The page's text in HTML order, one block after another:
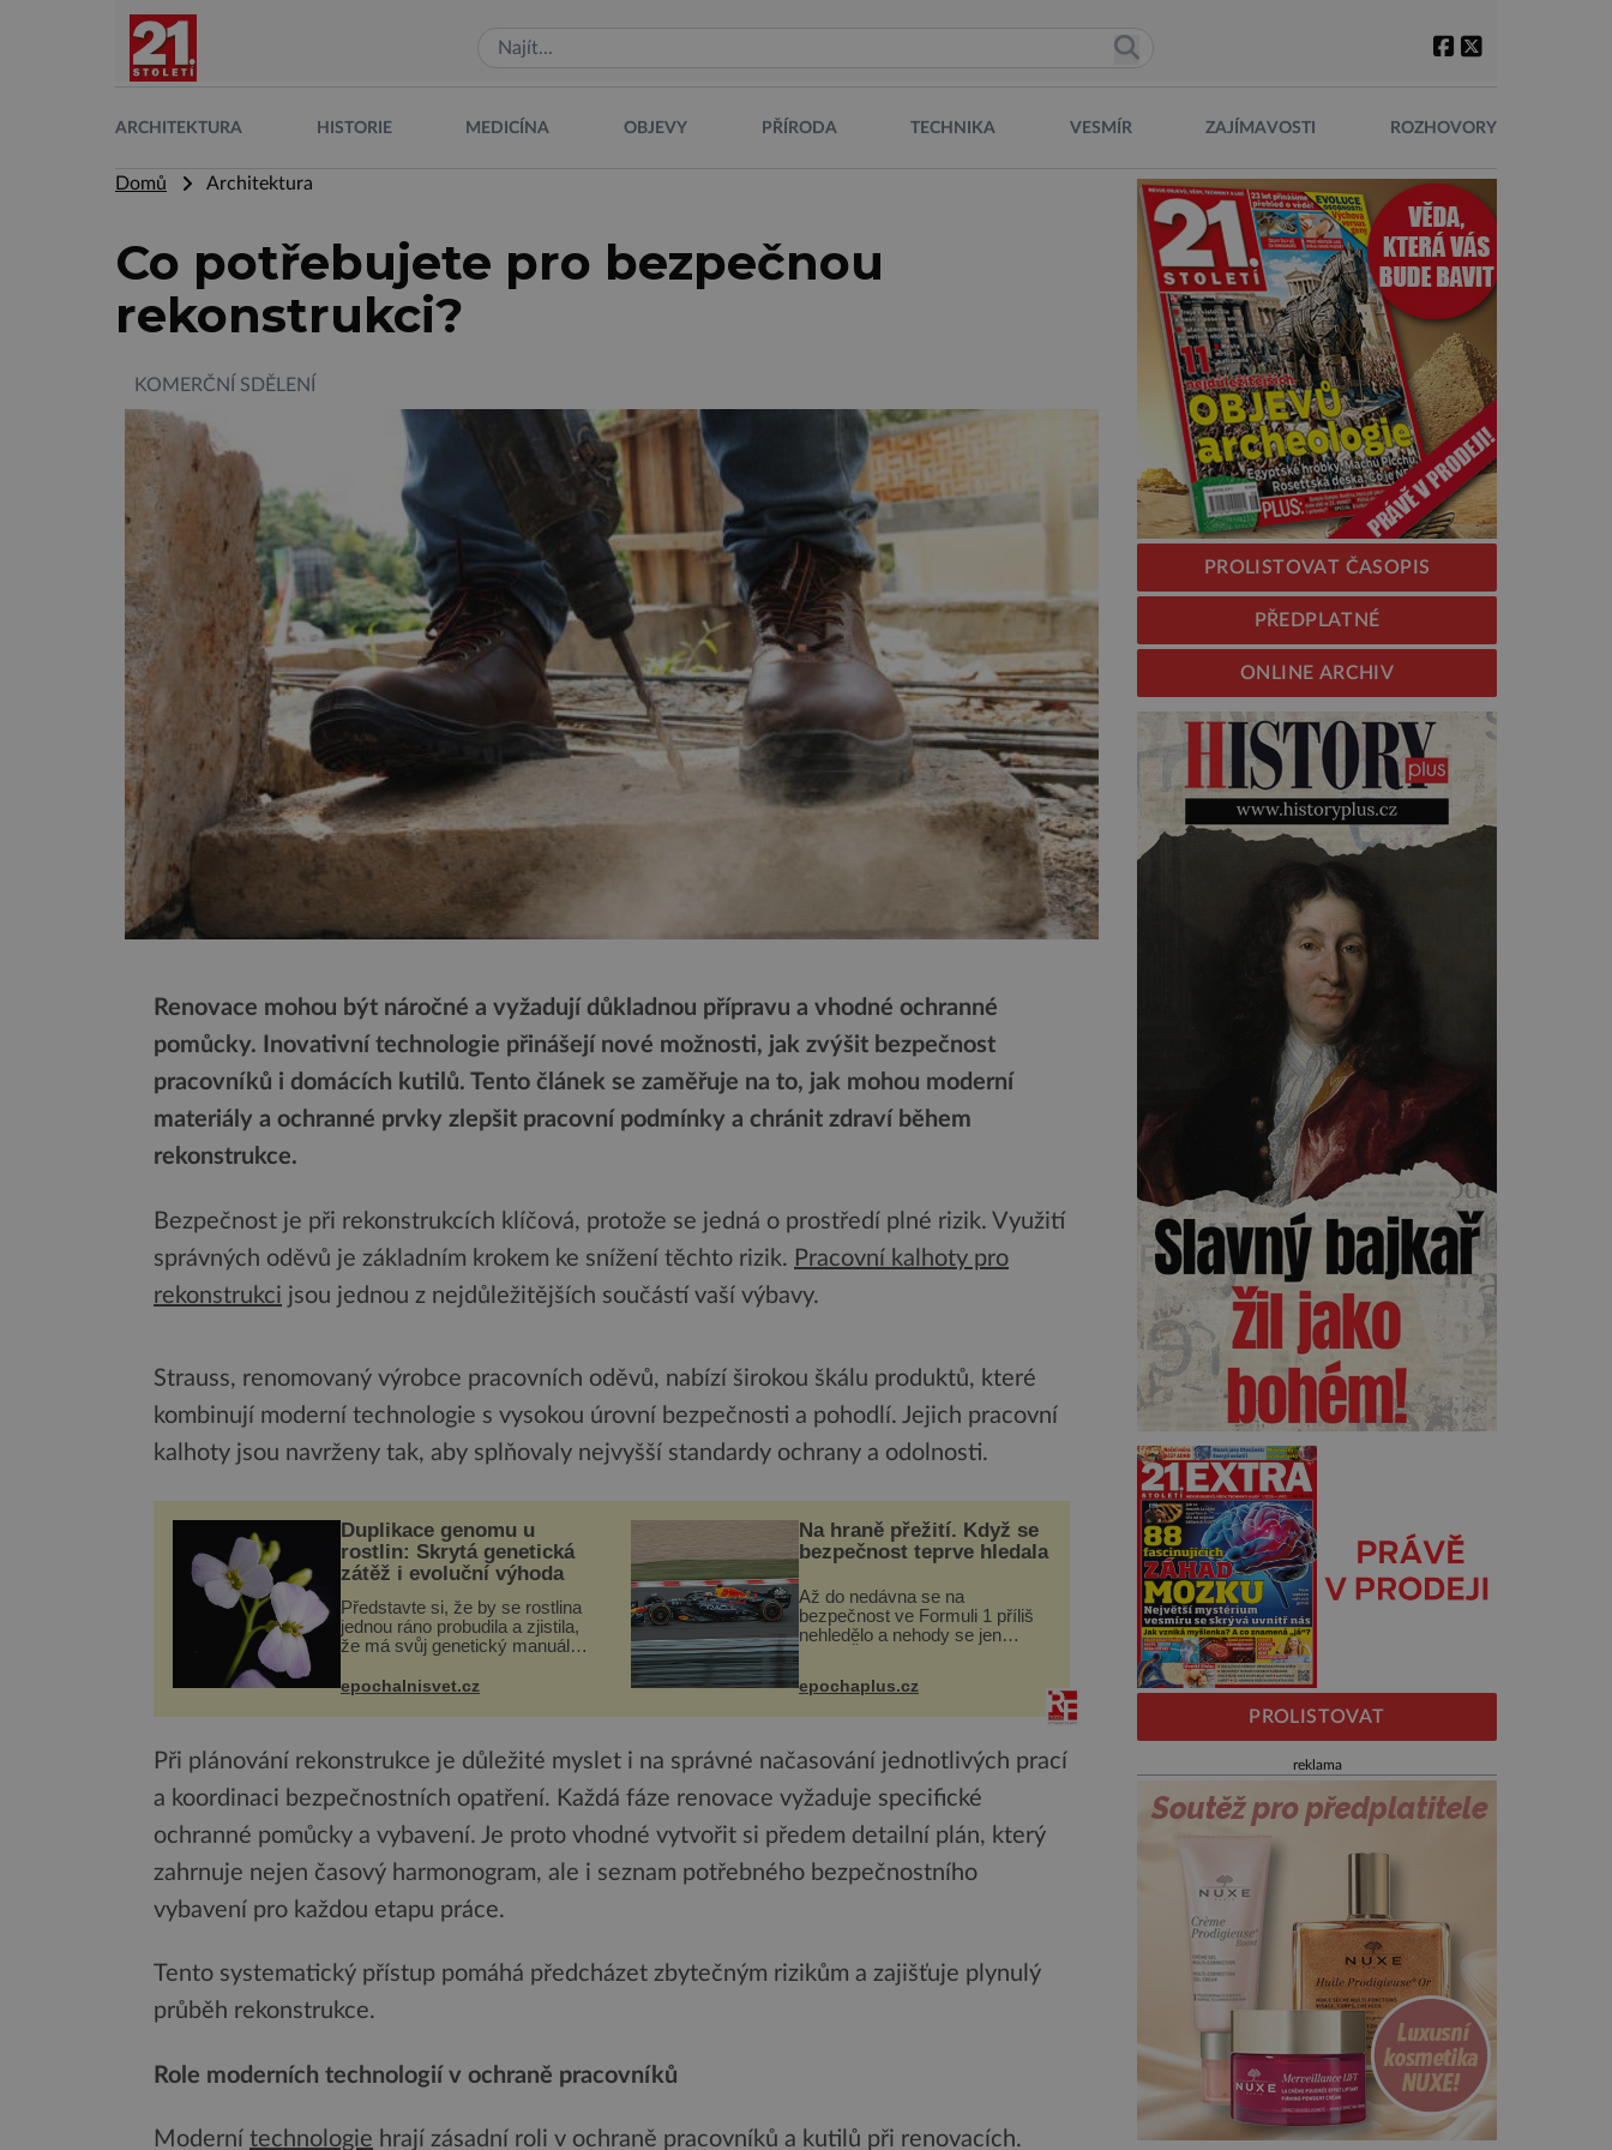
ARCHITEKTURA HISTORIE MEDICÍNA OBJEVY PŘÍRODA TECHNIKA VESMÍR ZAJÍMAVOSTI ROZHOVORY
Domů Architektura
Co potřebujete pro bezpečnou
rekonstrukci?
KOMERČNÍ SDĚLENÍ
Renovace mohou být náročné a vyžadují důkladnou přípravu a vhodné ochranné
pomůcky. Inovativní technologie přinášejí nové možnosti, jak zvýšit bezpečnost
pracovníků i domácích kutilů. Tento článek se zaměřuje na to, jak mohou moderní
materiály a ochranné prvky zlepšit pracovní podmínky a chránit zdraví během
rekonstrukce.
Bezpečnost je při rekonstrukcích klíčová, protože se jedná o prostředí plné rizik. Využití
správných oděvů je základním krokem ke snížení těchto rizik. Pracovní kalhoty pro
rekonstrukci jsou jednou z nejdůležitějších součástí vaší výbavy.
Strauss, renomovaný výrobce pracovních oděvů, nabízí širokou škálu produktů, které
kombinují moderní technologie s vysokou úrovní bezpečnosti a pohodlí. Jejich pracovní
kalhoty jsou navrženy tak, aby splňovaly nejvyšší standardy ochrany a odolnosti.
Duplikace genomu u
rostlin: Skrytá genetická
zátěž i evoluční výhoda
Představte si, že by se rostlina
jednou ráno probudila a zjistila,
že má svůj genetický manuál
občas v přírodě stane – a podle
pro druhy vstupenka...
epochalnisvet.cz
Na hraně přežití. Když se
bezpečnost teprve hledala
Až do nedávna se na
bezpečnost ve Formuli 1 příliš
nehledělo a nehody se jen
následky nebo bohužel i ztrátou
epochaplus.cz
Při plánování rekonstrukce je důležité myslet i na správné načasování jednotlivých prací
a koordinaci bezpečnostních opatření. Každá fáze renovace vyžaduje specifické
ochranné pomůcky a vybavení. Je proto vhodné vytvořit si předem detailní plán, který
zahrnuje nejen časový harmonogram, ale i seznam potřebného bezpečnostního
vybavení pro každou etapu práce.
Tento systematický přístup pomáhá předcházet zbytečným rizikům a zajišťuje plynulý
průběh rekonstrukce.
Role moderních technologií v ochraně pracovníků
Moderní technologie hrají zásadní roli v ochraně pracovníků a kutilů při renovacích.
PROLISTOVAT ČASOPIS
PŘEDPLATNÉ
ONLINE ARCHIV
PROLISTOVAT
reklama